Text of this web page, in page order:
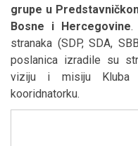
grupe u
Bosne i Hercegovine.
stranaka (SDP, SDA,
poslanica izradile su
viziju i misiju Kluba
kooridnatorku.